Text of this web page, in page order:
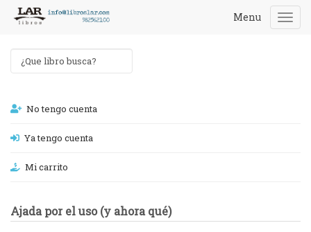
Menu
No tengo cuenta
Ya tengo cuenta
Mi carrito
Ajada por el uso (y ahora qué)